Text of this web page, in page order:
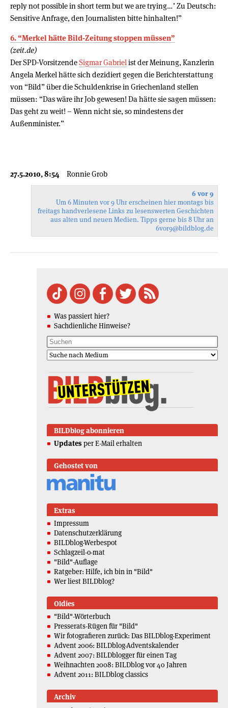
reply not possible in short term but we are trying…’ Zu Deutsch:
Sensitive Anfrage, den Journalisten bitte hinhalten!”
6. “Merkel hätte Bild-Zeitung stoppen müssen”
(zeit.de)
Der SPD-VorsitzendeSigmar Gabriel ist der Meinung, Kanzlerin
Angela Merkel hätte sich dezidiert gegen die Berichterstattung
von “Bild” über die Schuldenkrise in Griechenland stellen
müssen: “Das wäre ihr Job gewesen! Da hätte sie sagen müssen:
Das geht zu weit! – Wenn nicht sie, so mindestens der
Außenminister.”
27.5.2010, 8:54 Ronnie Grob
6 vor 9
Um 6 Minuten vor 9 Uhr erscheinen hier montags bis
freitags handverlesene Links zu lesenswerten Geschichten
aus alten und neuen Medien. Tipps gerne bis 8 Uhr an
6vor9@bildblog.de
Was passiert hier?
Sachdienliche Hinweise?
BILDblog abonnieren
Updates per E-Mail erhalten
Gehostet von
Extras
Impressum
Datenschutzerklärung
BILDblog-Werbespot
Schlagzeil-o-mat
"Bild"-Auflage
Ratgeber: Hilfe, ich bin in "Bild"
Wer liest BILDblog?
Oldies
"Bild"-Wörterbuch
Presserats-Rügen für "Bild"
Wir fotografieren zurück: Das BILDblog-Experiment
Advent 2006: BILDblog-Adventskalender
Advent 2007: BILDblogger für einen Tag
Weihnachten 2008: BILDblog vor 40 Jahren
Advent 2011: BILDblog classics
Archiv